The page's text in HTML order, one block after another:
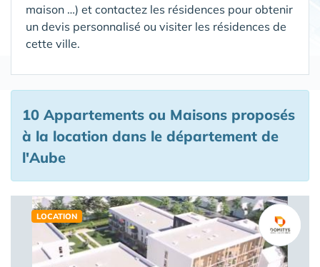
maison …) et contactez les résidences pour obtenir
un devis personnalisé ou visiter les résidences de
cette ville.
10 Appartements ou Maisons proposés
à la location dans le département de
l'Aube
LOCATION